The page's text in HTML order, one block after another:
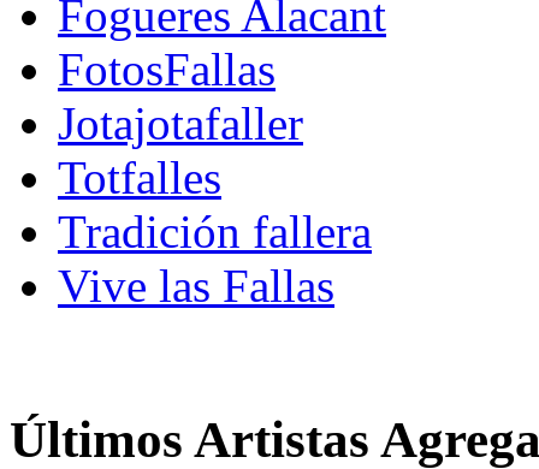
Fogueres Alacant
FotosFallas
Jotajotafaller
Totfalles
Tradición fallera
Vive las Fallas
Últimos Artistas